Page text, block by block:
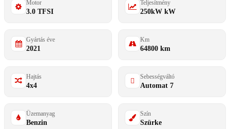
Motor
3.0 TFSI
Teljesítmény
250kW kW
Gyártás éve
2021
Km
64800 km
Hajtás
4x4
Sebességváltó
Automat 7
Üzemanyag
Benzin
Szín
Szürke